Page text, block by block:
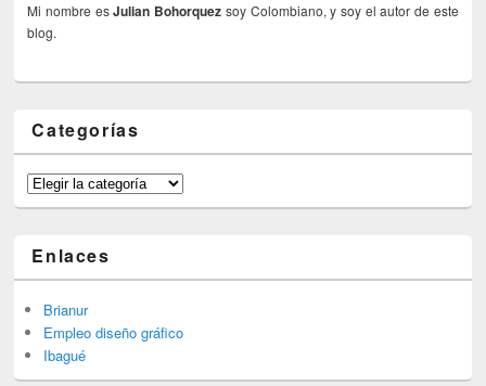
Mi nombre esJulian Bohorquez soy Colombiano, y soy el autor de este
blog.
Categorías
Categorías
Enlaces
Brianur
Empleo diseño gráfico
Ibagué